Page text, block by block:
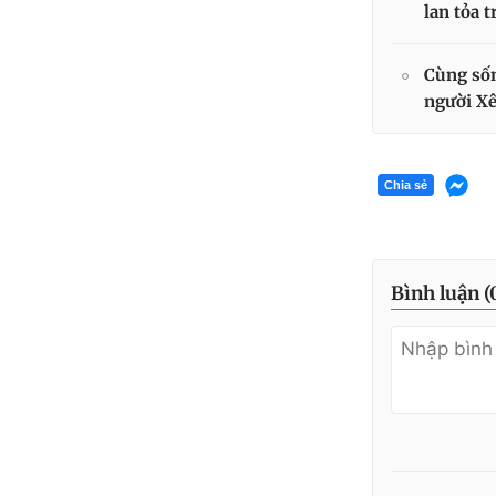
lan tỏa
Cùng
người
Chia sẻ
Bình luận (